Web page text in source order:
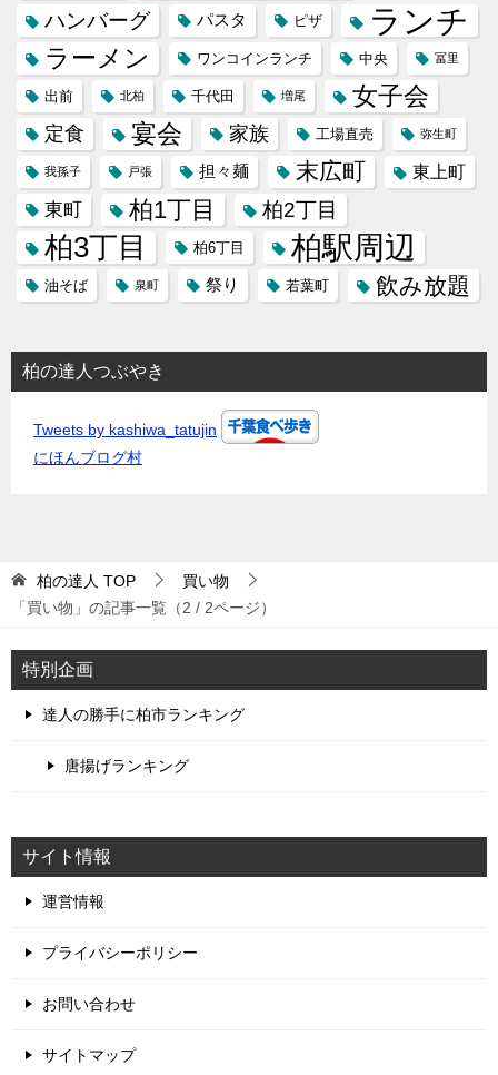
ハンバーグ パスタ ピザ ランチ
ラーメン ワンコインランチ 中央 冨里
出前 北柏 千代田 増尾 女子会
定食 宴会 家族 工場直売 弥生町
我孫子 戸張 担々麺 末広町 東上町
東町 柏1丁目 柏2丁目
柏3丁目 柏6丁目 柏駅周辺
油そば 泉町 祭り 若葉町 飲み放題
柏の達人つぶやき
Tweets by kashiwa_tatujin
にほんブログ村
柏の達人 TOP
買い物
「買い物」の記事一覧（2 / 2ページ）
特別企画
達人の勝手に柏市ランキング
唐揚げランキング
サイト情報
運営情報
プライバシーポリシー
お問い合わせ
サイトマップ